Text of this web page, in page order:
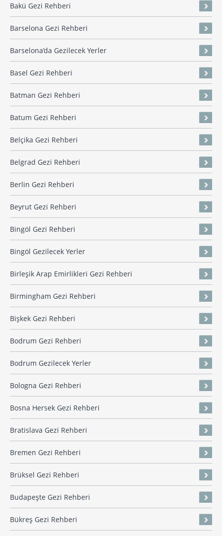
Bakü Gezi Rehberi
Barselona Gezi Rehberi
Barselona’da Gezilecek Yerler
Basel Gezi Rehberi
Batman Gezi Rehberi
Batum Gezi Rehberi
Belçika Gezi Rehberi
Belgrad Gezi Rehberi
Berlin Gezi Rehberi
Beyrut Gezi Rehberi
Bingöl Gezi Rehberi
Bingöl Gezilecek Yerler
Birleşik Arap Emirlikleri Gezi Rehberi
Birmingham Gezi Rehberi
Bişkek Gezi Rehberi
Bodrum Gezi Rehberi
Bodrum Gezilecek Yerler
Bologna Gezi Rehberi
Bosna Hersek Gezi Rehberi
Bratislava Gezi Rehberi
Bremen Gezi Rehberi
Brüksel Gezi Rehberi
Budapeşte Gezi Rehberi
Bükreş Gezi Rehberi